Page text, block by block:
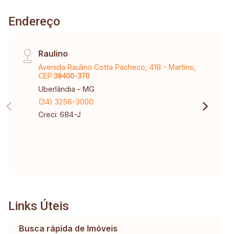
Endereço
Raulino
Avenida Raulino Cotta Pacheco, 418 - Martins,
CEP:38400-370
Uberlândia - MG
(34) 3256-3000
Creci: 684-J
Links Úteis
Busca rápida de Imóveis